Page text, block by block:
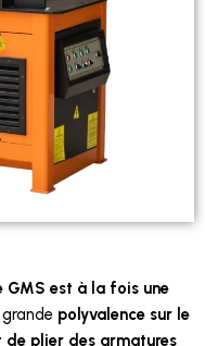
GMS est à la fois une
polyvalence sur le
de plier des armatures